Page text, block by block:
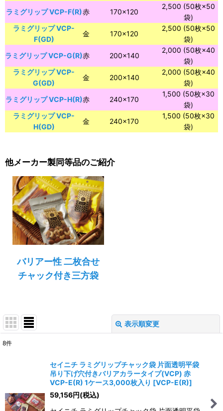
ラミグリップ VCP-F(R)赤 170×120
2,500 (50枚×50
袋)
ラミグリップ VCP-
F(GD)
金 170×120
2,500 (50枚×50
袋)
ラミグリップ VCP-G(R)赤 200×140
2,000 (50枚×40
袋)
ラミグリップ VCP-
G(GD)
金 200×140
2,000 (50枚×40
袋)
ラミグリップ VCP-H(R)赤 240×170
1,500 (50枚×30
袋)
ラミグリップ VCP-
H(GD)
金 240×170
1,500 (50枚×30
袋)
他メーカー製同等品のご紹介
バリアー性 二枚合せ
チャック付き三方袋
表示順変更
絞り込む
8件
セイニチ ラミグリップチャック袋 片面透明平袋
吊り下げ穴付きバリアカラータイプ(VCP) 赤
VCP-E(R) 1ケース3,000枚入り [VCP-E(R)]
59,156円(税込)